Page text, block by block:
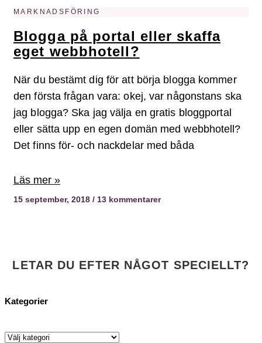
MARKNADSFÖRING
Blogga på portal eller skaffa
eget webbhotell?
När du bestämt dig för att börja blogga kommer
den första frågan vara: okej, var någonstans ska
jag blogga? Ska jag välja en gratis bloggportal
eller sätta upp en egen domän med webbhotell?
Det finns för- och nackdelar med båda
Läs mer »
15 september, 2018 13 kommentarer
LETAR DU EFTER NÅGOT SPECIELLT?
Kategorier
Kategorier